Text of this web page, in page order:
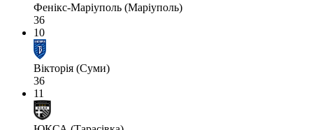
Фенікс-Маріуполь (Маріуполь)
36
10
Вікторія (Суми)
36
11